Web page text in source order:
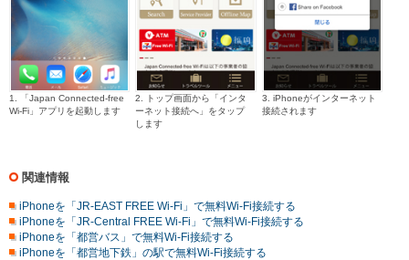
1. 「Japan Connected-free
Wi-Fi」アプリを起動します
2. トップ画面から「インタ
ーネット接続へ」をタップ
します
3. iPhoneがインターネット
接続されます
関連情報
iPhoneを「JR-EAST FREE Wi-Fi」で無料Wi-Fi接続する
iPhoneを「JR-Central FREE Wi-Fi」で無料Wi-Fi接続する
iPhoneを「都営バス」で無料Wi-Fi接続する
iPhoneを「都営地下鉄」の駅で無料Wi-Fi接続する